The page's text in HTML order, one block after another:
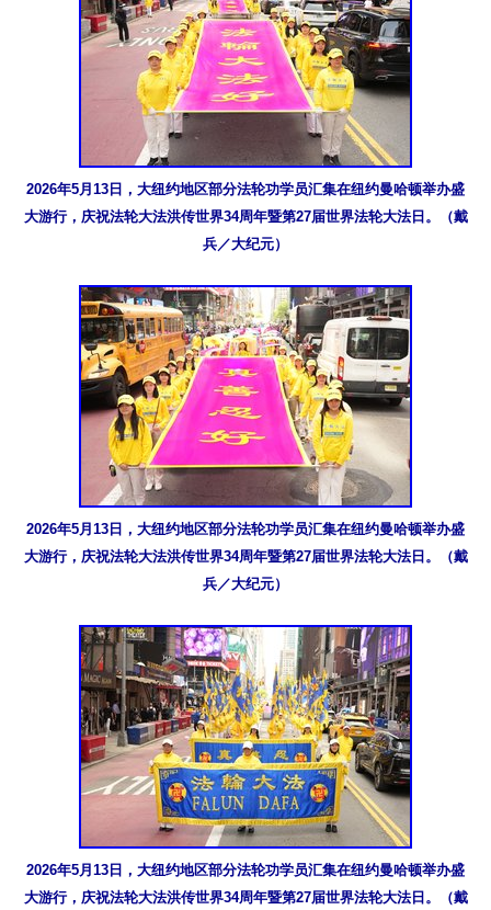
2026年5月13日，大纽约地区部分法轮功学员汇集在纽约曼哈顿举办盛
大游行，庆祝法轮大法洪传世界34周年暨第27届世界法轮大法日。（戴
兵／大纪元）
2026年5月13日，大纽约地区部分法轮功学员汇集在纽约曼哈顿举办盛
大游行，庆祝法轮大法洪传世界34周年暨第27届世界法轮大法日。（戴
兵／大纪元）
2026年5月13日，大纽约地区部分法轮功学员汇集在纽约曼哈顿举办盛
大游行，庆祝法轮大法洪传世界34周年暨第27届世界法轮大法日。（戴